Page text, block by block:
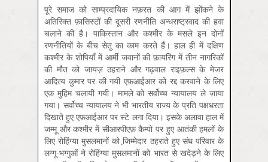
पूरे समाज को साम्प्रदायिक नफ़रत की आग में झोंकने के
अतिरिक्त फ़ासिस्टों की दूसरी रणनीति अन्धराष्ट्रवाद की हवा
चलाने की है। पाकिस्तान और कश्मीर के मसले इन दोनों
रणनीतियों के बीच सेतु का काम करते हैं। हाल ही में दक्षिण
कश्मीर के शोपियाँ में आर्मी जवानों की फ़ायरिंग में तीन नागरिकों
की मौत को जायज़ ठहराने और गढ़वाल राइफ़ल्स के मेजर
आदित्य कुमार पर की गयी एफ़आईआर को रद्द करवाने के लिए
एक मुहिम चलायी गयी। मामले को सर्वोच्च न्यायालय ले जाया
गया। सर्वोच्च न्यायालय ने भी भारतीय राज्य के प्रति पक्षधरता
दिखाते हुए एफ़आईआर पर स्टे लगा दिया। इसके अलावा हाल में
जम्मू और कश्मीर में सीआरपीएफ़ कैम्पों पर हुए आतंकी हमलों के
लिए रोहिंग्या मुसलमानों को जि़म्मेदार ठहराते हुए संघ परिवार के
लग्गू-भग्गुओं ने रोहिंग्या मुसलमानों को भारत से खदेड़ने के लिए